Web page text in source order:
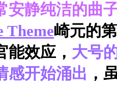
安静纯洁的曲
Theme崎元的
能效应， 大号
感开始涌出 ，